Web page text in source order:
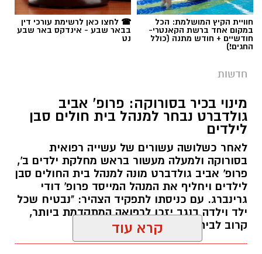
חוויית הקיץ המושלמת: הכל
במקום אחד ברשת הקאנטרי-
חודשיים + חודש מתנה (כולל
החגים!)
☎ לחצו כאן לרשימת עורכי דין
בבאר שבע - אינדקס באר שבע
נט
חדשות
מינוי בכיר בסורוקה: פרופ' אביב
גולדברט נבחר למנהל בית חולים סבן
לילדים
לאחר כשלושה עשורים של עשייה רפואית
בסורוקה ולמעלה מעשור בראש מחלקת ילדים ב',
פרופ' אביב גולדברט מונה למנהל בית החולים סבן
לילדים ויחליף את המנהל המייסד פרופ' דודי
גרינברג. עם כניסתו לתפקיד הצהיר: "נבטיח שכל
ילד וילדה בנגב יזכו לרפואה המתקדמת ביותר,
קרוב לבית".
קרא עוד